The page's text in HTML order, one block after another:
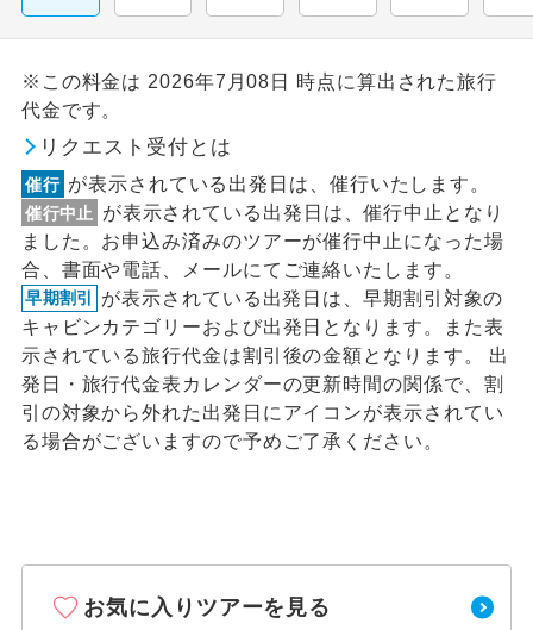
※この料金は 2026年7月08日 時点に算出された旅行
代金です。
リクエスト受付とは
催行 が表示されている出発日は、催行いたします。
催行中止
が表示されている出発日は、催行中止となり
ました。お申込み済みのツアーが催行中止になった場
合、書面や電話、メールにてご連絡いたします。
早期割引
が表示されている出発日は、早期割引対象の
キャビンカテゴリーおよび出発日となります。また表
示されている旅行代金は割引後の金額となります。 出
発日・旅行代金表カレンダーの更新時間の関係で、割
引の対象から外れた出発日にアイコンが表示されてい
る場合がございますので予めご了承ください。
お気に入りツアーを見る